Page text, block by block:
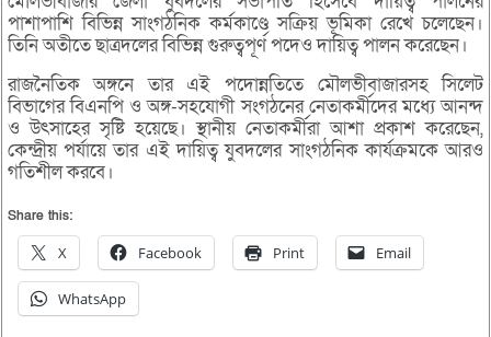
পাশাপাশি বিভিন্ন সাংগঠনিক কর্মকাণ্ডে সক্রিয় ভূমিকা রেখে চলেছেন।
তিনি অতীতে ছাত্রদলের বিভিন্ন গুরুত্বপূর্ণ পদেও দায়িত্ব পালন করেছেন।
রাজনৈতিক অঙ্গনে তার এই পদোন্নতিতে মৌলভীবাজারসহ সিলেট
বিভাগের বিএনপি ও অঙ্গ-সহযোগী সংগঠনের নেতাকর্মীদের মধ্যে আনন্দ
ও উৎসাহের সৃষ্টি হয়েছে। স্থানীয় নেতাকর্মীরা আশা প্রকাশ করেছেন,
কেন্দ্রীয় পর্যায়ে তার এই দায়িত্ব যুবদলের সাংগঠনিক কার্যক্রমকে আরও
গতিশীল করবে।
Share this:
X Facebook Print Email
WhatsApp